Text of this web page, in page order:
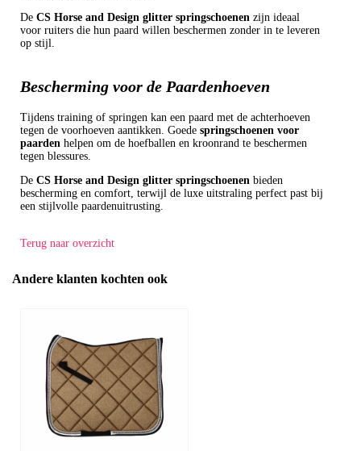
De CS Horse and Design glitter springschoenen zijn ideaal
voor ruiters die hun paard willen beschermen zonder in te leveren
op stijl.
Bescherming voor de Paardenhoeven
Tijdens training of springen kan een paard met de achterhoeven
tegen de voorhoeven aantikken. Goede springschoenen voor
paarden helpen om de hoefballen en kroonrand te beschermen
tegen blessures.
De CS Horse and Design glitter springschoenen bieden
bescherming en comfort, terwijl de luxe uitstraling perfect past bij
een stijlvolle paardenuitrusting.
Terug naar overzicht
Andere klanten kochten ook